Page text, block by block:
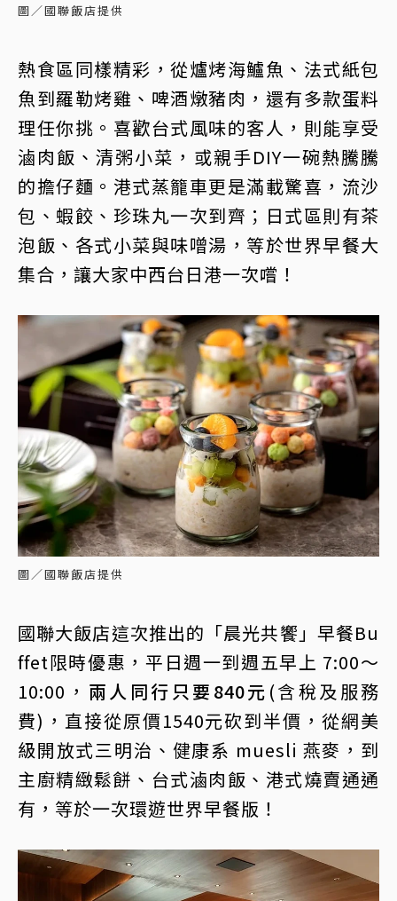
圖／國聯飯店提供
熱食區同樣精彩，從爐烤海鱸魚、法式紙包
魚到羅勒烤雞、啤酒燉豬肉，還有多款蛋料
理任你挑。喜歡台式風味的客人，則能享受
滷肉飯、清粥小菜，或親手DIY一碗熱騰騰
的擔仔麵。港式蒸籠車更是滿載驚喜，流沙
包、蝦餃、珍珠丸一次到齊；日式區則有茶
泡飯、各式小菜與味噌湯，等於世界早餐大
集合，讓大家中西台日港一次嚐！
圖／國聯飯店提供
國聯大飯店這次推出的「晨光共饗」早餐Bu
ffet限時優惠，平日週一到週五早上 7:00～
10:00， 兩人同行只要840元 (含稅及服務
費)，直接從原價1540元砍到半價，從網美
級開放式三明治、健康系 muesli 燕麥，到
主廚精緻鬆餅、台式滷肉飯、港式燒賣通通
有，等於一次環遊世界早餐版！